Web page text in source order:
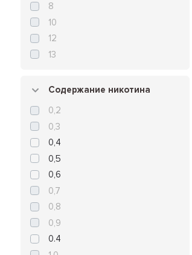
8
10
12
13
Содержание никотина
0,2
0,3
0,4
0,5
0,6
0,7
0,8
0,9
0.4